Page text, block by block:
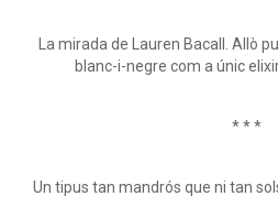
La mirada de Lauren Bacall. Allò
blanc-i-negre com a únic
* * *
Un tipus tan mandrós que ni tan